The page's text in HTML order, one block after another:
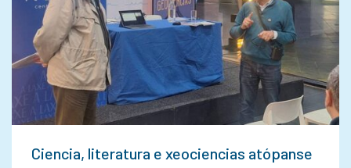
Ciencia, literatura e xeociencias atópanse